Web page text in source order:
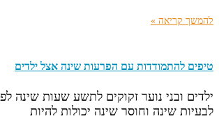
להמשך קריאה »
טיפים להתמודדות עם הפרעות שינה אצל ילדים
ילדים ובני נוער זקוקים לתשע שעות שינה
לבעיות שינה וחוסר שינה יכולות להיות